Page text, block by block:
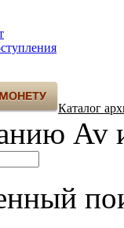
Каталог
Av